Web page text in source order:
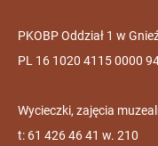
PKOBP Oddział 1 w
PL 16 1020 4115 0000
Wycieczki, zajęcia
t: 61 426 46 41 w. 210